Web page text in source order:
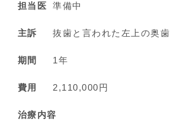
担当医 準備中
主訴 抜歯と言われた左上の奥
期間 1年
費用 2,110,000円
治療内容